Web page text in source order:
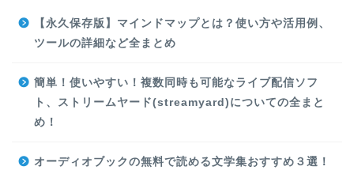
【永久保存版】マインドマップとは？使い方や活用例、
ツールの詳細など全まとめ
簡単！使いやすい！複数同時も可能なライブ配信ソフ
ト、ストリームヤード(streamyard)についての全まと
め！
オーディオブックの無料で読める文学集おすすめ３選！